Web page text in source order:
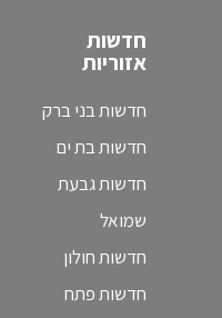
חדשות
אזוריות
חדשות בני ברק
חדשות בת ים
חדשות גבעת
שמואל
חדשות חולון
חדשות פתח